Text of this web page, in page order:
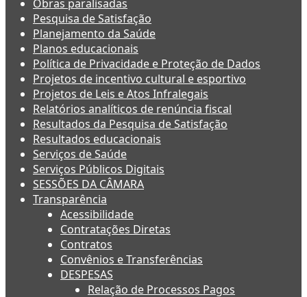
Obras paralisadas
Pesquisa de Satisfação
Planejamento da Saúde
Planos educacionais
Política de Privacidade e Proteção de Dados
Projetos de incentivo cultural e esportivo
Projetos de Leis e Atos Infralegais
Relatórios analíticos de renúncia fiscal
Resultados da Pesquisa de Satisfação
Resultados educacionais
Serviços de Saúde
Serviços Públicos Digitais
SESSÕES DA CÂMARA
Transparência
Acessibilidade
Contratações Diretas
Contratos
Convênios e Transferências
DESPESAS
Relação de Processos Pagos